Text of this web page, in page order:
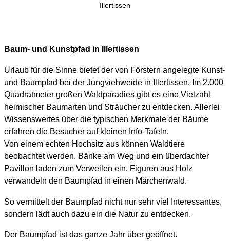
Illertissen
Baum- und Kunstpfad in Illertissen
Urlaub für die Sinne bietet der von Förstern angelegte Kunst-
und Baumpfad bei der Jungviehweide in Illertissen. Im 2.000
Quadratmeter großen Waldparadies gibt es eine Vielzahl
heimischer Baumarten und Sträucher zu entdecken. Allerlei
Wissenswertes über die typischen Merkmale der Bäume
erfahren die Besucher auf kleinen Info-Tafeln.
Von einem echten Hochsitz aus können Waldtiere
beobachtet werden. Bänke am Weg und ein überdachter
Pavillon laden zum Verweilen ein. Figuren aus Holz
verwandeln den Baumpfad in einen Märchenwald.
So vermittelt der Baumpfad nicht nur sehr viel Interessantes,
sondern lädt auch dazu ein die Natur zu entdecken.
Der Baumpfad ist das ganze Jahr über geöffnet.